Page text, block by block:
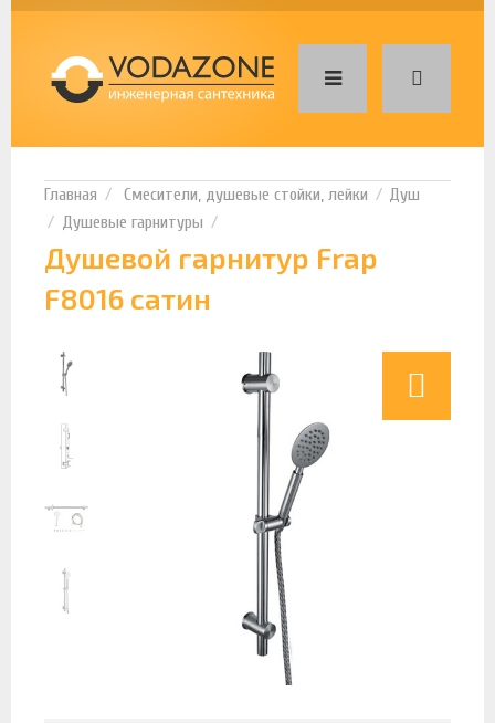
Смесители, душевые стойки, лейки
Душ
Душевые гарнитуры
Душевой гарнитур Frap
F8016 сатин